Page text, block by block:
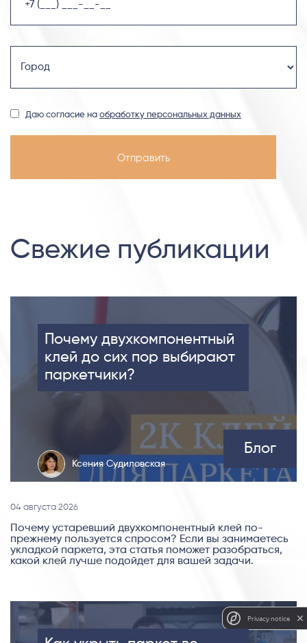
Даю согласие на обработку персональных данных
Свежие публикации
Почему двухкомпонентный
клей до сих пор выбирают
паркетчики?
Ксения Судиловская
Блог
04 августа 2026
Почему устаревший двухкомпонентный клей по-
прежнему пользуется спросом? Если вы занимаетесь
укладкой паркета, эта статья поможет разобраться,
какой клей лучше подойдет для вашей задачи.
Privacy notice